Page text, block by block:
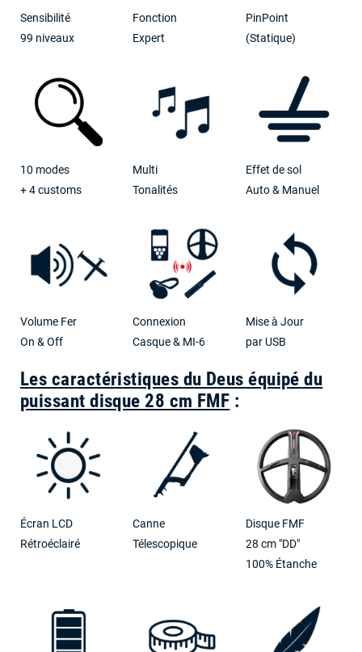
Sensibilité
99 niveaux
Fonction
Expert
PinPoint
(Statique)
10 modes
+ 4 customs
Multi
Tonalités
Effet de sol
Auto & Manuel
Volume Fer
On & Off
Connexion
Casque & MI-6
Mise à Jour
par USB
Les caractéristiques du Deus équipé du
puissant disque 28 cm FMF :
Écran LCD
Rétroéclairé
Canne
Télescopique
Disque FMF
28 cm "DD"
100% Étanche